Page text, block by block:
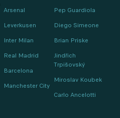
Arsenal
Leverkusen
Inter Milan
Real Madrid
Barcelona
Manchester City
Pep Guardiola
Diego Simeone
Brian Priske
Jindřich
Trpišovský
Miroslav Koubek
Carlo Ancelotti